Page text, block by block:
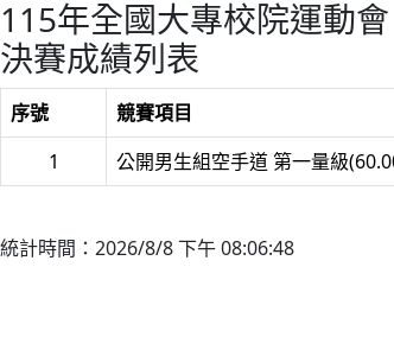
115年全國大專校院運動會
決賽成績列表
序號 競賽項目
1
公開男生組空手道 第一量級
統計時間：2026/8/8 下午 08:06:48